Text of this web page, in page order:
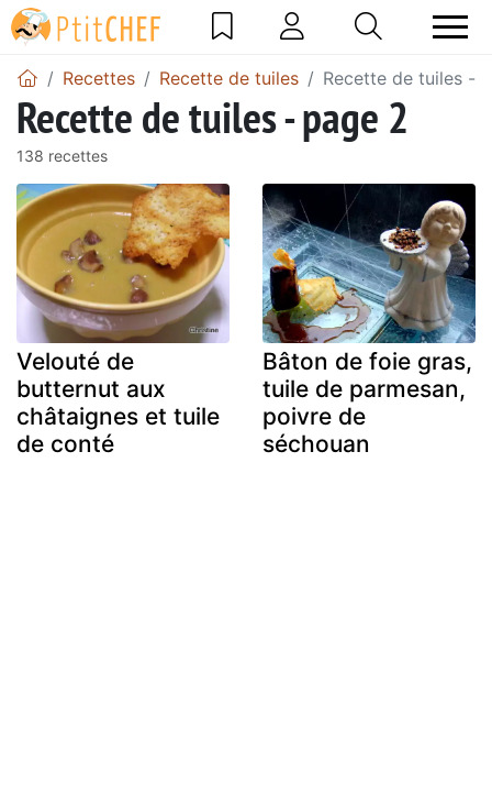
Recettes Recette de tuiles Recette de tuiles -
Recette de tuiles - page 2
138 recettes
Velouté de
butternut aux
châtaignes et tuile
de conté
Bâton de foie gras,
tuile de parmesan,
poivre de
séchouan